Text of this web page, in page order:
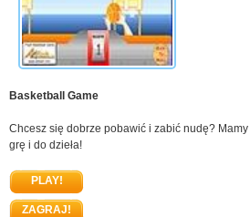
Basketball Game
Chcesz się dobrze pobawić i zabić nudę?
grę i do dzieła!
PLAY!
ZAGRAJ!